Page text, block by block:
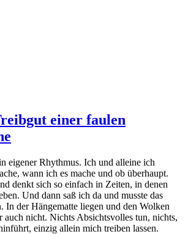
einer faulen
eigener Rhythmus. Ich und alleine ich
wann ich es mache und ob überhaupt.
denkt sich so einfach in Zeiten, in denen
Und dann saß ich da und musste das
In der Hängematte liegen und den Wolken
auch nicht. Nichts Absichtsvolles tun, nichts,
einzig allein mich treiben lassen.